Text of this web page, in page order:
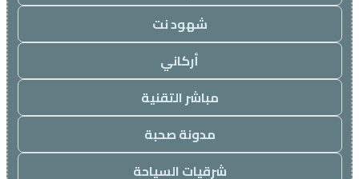
شهود نت
أركاني
مباشر التقنية
مدونة صحبة
شرقيات السياحة